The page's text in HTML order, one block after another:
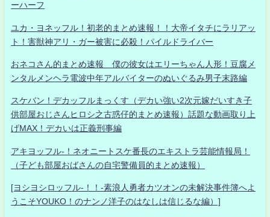
ーハーフ
ユカ・ヨネッフル！初老的まとめ速報！！大帝イタチにラリアッ
ト！害獣神アリ・ガー被害に必殺！パイルドライバー
おネコさん的まとめ速報 僕の彼女はエリーちゃん人形！豆腐メ
ンタルメンヘラ電波中年アルバイターのぬいぐるみ男子末路編
スケバン！デカッフルまっくす（デカい強い2次元嫁だいすき子
供部屋おじさんヒロシ之古惑仔的まとめ速報）話題な動画取り上
げMAX！デカいは正義刑事編
アキヨッフル-！ネオニートスケ番長のエキストラ芸能情報局！
（子ども部屋おばさんの自宅警備員的まとめ速報）
[ヨシヨシロッフル-！！-素浪人勇者カツオンの未解決事件簿へよ
うこそYOUKO！のナンノ洋子のはなしは信じるな編）]